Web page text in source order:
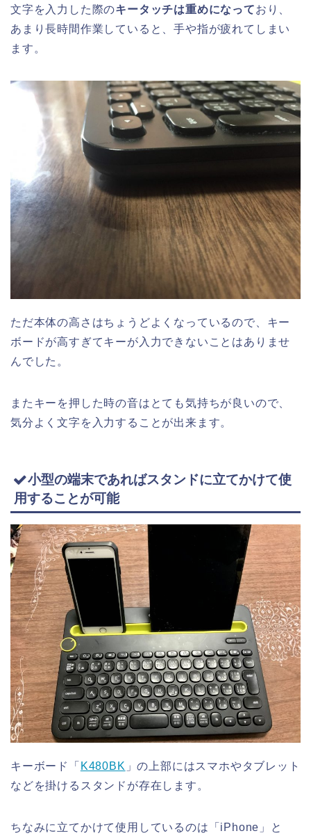
文字を入力した際のキータッチは重めになっており、
あまり長時間作業していると、手や指が疲れてしまい
ます。
ただ本体の高さはちょうどよくなっているので、キー
ボードが高すぎてキーが入力できないことはありませ
んでした。
またキーを押した時の音はとても気持ちが良いので、
気分よく文字を入力することが出来ます。
小型の端末であればスタンドに立てかけて使
用することが可能
キーボード「 K480BK 」の上部にはスマホやタブレット
などを掛けるスタンドが存在します。
ちなみに立てかけて使用しているのは「iPhone」と